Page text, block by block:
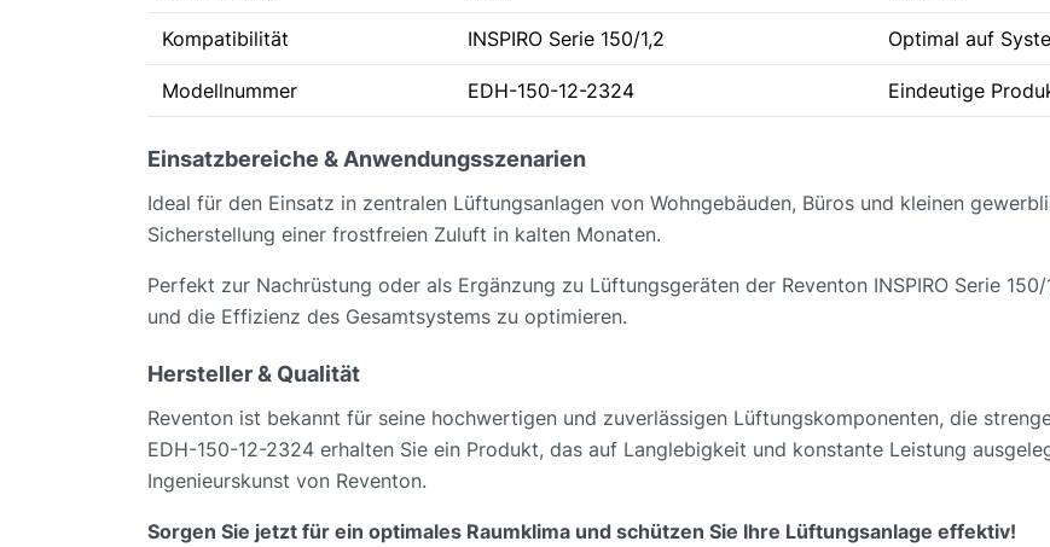
Kompatibilität INSPIRO Serie 150/1,2 Optimal auf
Modellnummer EDH-150-12-2324 Eindeutige
Einsatzbereiche & Anwendungsszenarien
Ideal für den Einsatz in zentralen Lüftungsanlagen von Wohngebäuden, Büros und kleinen
Sicherstellung einer frostfreien Zuluft in kalten Monaten.
Perfekt zur Nachrüstung oder als Ergänzung zu Lüftungsgeräten der Reventon INSPIRO Serie
und die Effizienz des Gesamtsystems zu optimieren.
Hersteller & Qualität
Reventon ist bekannt für seine hochwertigen und zuverlässigen Lüftungskomponenten, die
EDH-150-12-2324 erhalten Sie ein Produkt, das auf Langlebigkeit und konstante Leistung
Ingenieurskunst von Reventon.
Sorgen Sie jetzt für ein optimales Raumklima und schützen Sie Ihre Lüftungsanlage effektiv!